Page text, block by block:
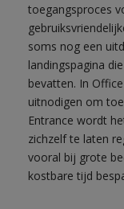
toegangsproces
soms nog een
landingspagina
bevatten. In
uitnodigen om
Entrance wordt
zichzelf te laten
vooral bij grote
kostbare tijd